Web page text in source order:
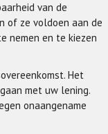
van de
of ze voldoen aan de
nemen en te kiezen
Het
met uw lening.
onaangename